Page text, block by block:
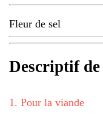
Fleur de sel
Descriptif
1 . Pour la viande